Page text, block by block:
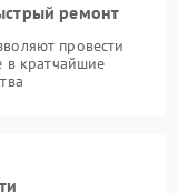
ремонт
провести
в кратчайшие